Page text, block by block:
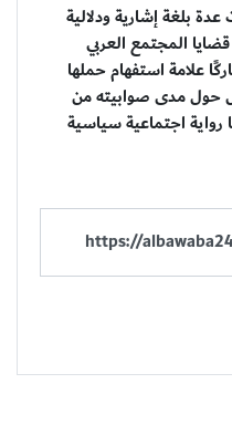
بلغة إشارية ودلالية
المجتمع العربي
علامة استفهام حملها
حول مدى صوابيته من
رواية اجتماعية سياسية